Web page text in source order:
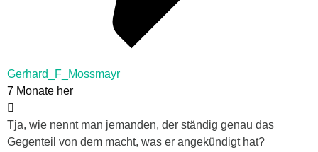
Gerhard_F_Mossmayr
7 Monate her
Tja, wie nennt man jemanden, der ständig genau das
Gegenteil von dem macht, was er angekündigt hat?